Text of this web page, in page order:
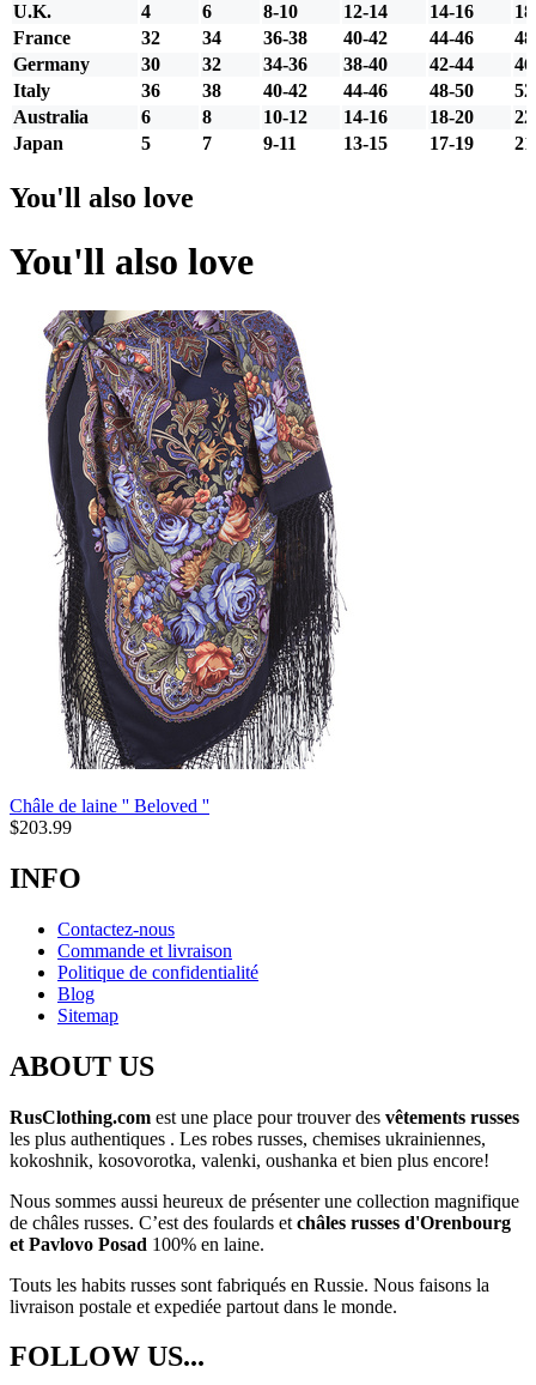
U.K.
4 6 8-10 12-14 14-16
France
32 34 36-38 40-42 44-46
Germany
30 32 34-36 38-40 42-44
Italy
36 38 40-42 44-46 48-50
Australia
6 8 10-12 14-16 18-20
Japan
5 7 9-11 13-15 17-19
You'll also love
You'll also love
Châle de laine '' Beloved ''
$203.99
INFO
Contactez-nous
Commande et livraison
Politique de confidentialité
Blog
Sitemap
ABOUT US
RusClothing.com est une place pour trouver des vêtements russes
les plus authentiques . Les robes russes, chemises ukrainiennes,
kokoshnik, kosovorotka, valenki, oushanka et bien plus encore!
Nous sommes aussi heureux de présenter une collection magnifique
de châles russes. C’est des foulards et châles russes d'Orenbourg
et Pavlovo Posad 100% en laine.
Touts les habits russes sont fabriqués en Russie. Nous faisons la
livraison postale et expediée partout dans le monde.
FOLLOW US...